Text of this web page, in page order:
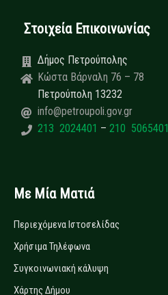
Στοιχεία Επικοινωνίας
Δήμος Πετρούπολης
Κώστα Βάρναλη 76 – 78
Πετρούπολη 13232
info@petroupoli.gov.gr
213 2024401 – 210 5065401
Με Μία Ματιά
Περιεχόμενα Ιστοσελίδας
Χρήσιμα Τηλέφωνα
Συγκοινωνιακή κάλυψη
Χάρτης Δήμου